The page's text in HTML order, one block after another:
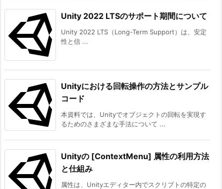
Unity 2022 LTSのサポート期間について
Unity 2022 LTS（Long-Term Support）は、安定
性と信 ...
Unityにおける回転操作の方法とサンプル
コード
本資料では、Unityでオブジェクトの回転を実現す
るためのさまざまな手法について ...
Unityの [ContextMenu] 属性の利用方法
と仕組み
属性は、Unityエディター内でスクリプトの特定の